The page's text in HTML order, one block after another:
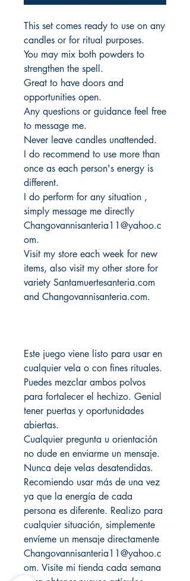
This set comes ready to use on any
candles or for ritual purposes.
You may mix both powders to
strengthen the spell.
Great to have doors and
opportunities open.
Any questions or guidance feel free
to message me.
Never leave candles unattended.
I do recommend to use more than
once as each person's energy is
different.
I do perform for any situation ,
simply message me directly
Changovannisanteria11@yahoo.c
om.
Visit my store each week for new
items, also visit my other store for
variety Santamuertesanteria.com
and Changovannisanteria.com.
Este juego viene listo para usar en
cualquier vela o con fines rituales.
Puedes mezclar ambos polvos
para fortalecer el hechizo. Genial
tener puertas y oportunidades
abiertas.
Cualquier pregunta u orientación
no dude en enviarme un mensaje.
Nunca deje velas desatendidas.
Recomiendo usar más de una vez
ya que la energía de cada
persona es diferente. Realizo para
cualquier situación, simplemente
envíeme un mensaje directamente
Changovannisanteria11@yahoo.c
om. Visite mi tienda cada semana